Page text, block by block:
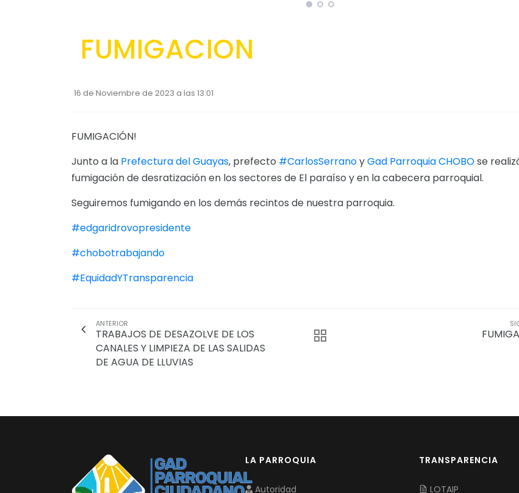
FUMIGACION
16 de Noviembre de 2023 a las 13:01
FUMIGACIÓN!
Junto a la Prefectura del Guayas, prefecto #CarlosSerranoyGad Parroquia CHOBOse
fumigación de desratización en los sectores de El paraíso y en la cabecera parroquial.
Seguiremos fumigando en los demás recintos de nuestra parroquia.
#edgaridrovopresidente
#chobotrabajando
#EquidadYTransparencia
ANTERIOR
TRABAJOS DE DESAZOLVE DE LOS
CANALES Y LIMPIEZA DE LAS SALIDAS
DE AGUA DE LLUVIAS
LA PARROQUIA
Autoridad
TRANSPARENCIA
LOTAIP